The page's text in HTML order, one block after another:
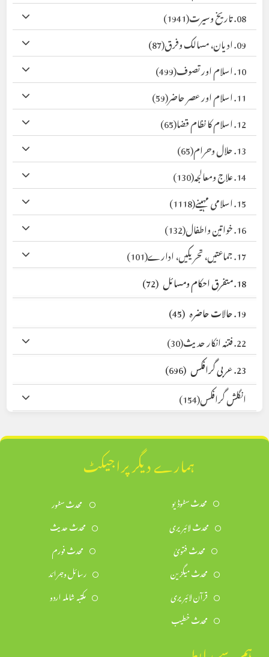
08. تاریخ وسیرت
(1941)
09. ادیان، مسالک وفرق
(87)
10. اسلام اور تصوف
(499)
11. اسلام اور عصر حاضر
(59)
12. اسلام کا نظام قضا
(65)
13. حلال وحرام
(65)
14. علاج ومعالجہ
(130)
15. اسلامی مہینے
(1118)
16. خواتین واطفال
(132)
17. جماعتیں، تحریکیں، ادارے
(101)
18. متفرق احکام ومسائل
(72)
19. حالات حاضرہ
(45)
22. فتنہ انکار حدیث
(30)
23. عربی گرافکس
(696)
انگلش گرافکس(154)
ہمارے دیگر پراجیکٹ
محدث سٹوڈیو
محدث سٹور
محدث لائبریری
محدث حدیث
محدث فتویٰ
محدث فورم
محدث میگزین
رسائل وجرائد
قرآن لائبریری
مکتبہ شاملہ اردو
محدث خطیب